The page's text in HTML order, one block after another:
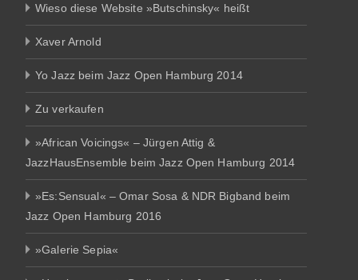
Wieso diese Website »Butschinsky« heißt
Xaver Arnold
Yo Jazz beim Jazz Open Hamburg 2014
Zu verkaufen
»African Voicings« – Jürgen Attig &
JazzHausEnsemble beim Jazz Open Hamburg 2014
»Es:Sensual« – Omar Sosa & NDR Bigband beim
Jazz Open Hamburg 2016
»Galerie Sepia«